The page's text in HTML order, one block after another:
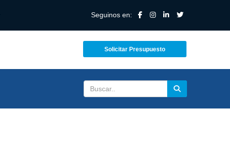
Seguinos en:
Solicitar Presupuesto